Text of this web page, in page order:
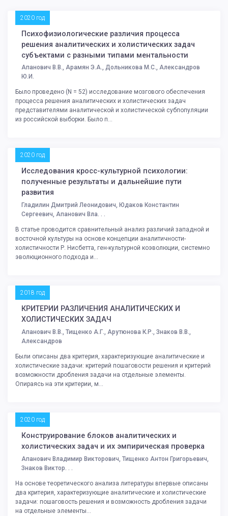
2020 год
Психофизиологические различия процесса
решения аналитических и холистических задач
субъектами с разными типами ментальности
Апанович В.В., Арамян Э.А., Дольникова М.С., Александров
Ю.И.
Было проведено (N = 52) исследование мозгового обеспечения
процесса решения аналитических и холистических задач
представителями аналитической и холистической субпопуляции
из российской выборки. Было п...
2020 год
Исследования кросс-культурной психологии:
полученные результаты и дальнейшие пути
развития
Гладилин Дмитрий Леонидович, Юдаков Константин
Сергеевич, Апанович Вла. . .
В статье проводится сравнительный анализ различий западной и
восточной культуры на основе концепции аналитичности-
холистичности Р. Нисбетта, ген-культурной коэволюции, системно
эволюционного подхода и...
2018 год
КРИТЕРИИ РАЗЛИЧЕНИЯ АНАЛИТИЧЕСКИХ И
ХОЛИСТИЧЕСКИХ ЗАДАЧ
Апанович В.В., Тищенко А.Г., Арутюнова К.Р., Знаков В.В.,
Александров
Были описаны два критерия, характеризующие аналитические и
холистические задачи: критерий пошаговости решения и критерий
возможности дробления задачи на отдельные элементы.
Опираясь на эти критерии, м...
2020 год
Конструирование блоков аналитических и
холистических задач и их эмпирическая проверка
Апанович Владимир Викторович, Тищенко Антон Григорьевич,
Знаков Виктор. . .
На основе теоретического анализа литературы впервые описаны
два критерия, характеризующие аналитические и холистические
задачи: пошаговость решения и возможность дробления задачи
на отдельные элементы...